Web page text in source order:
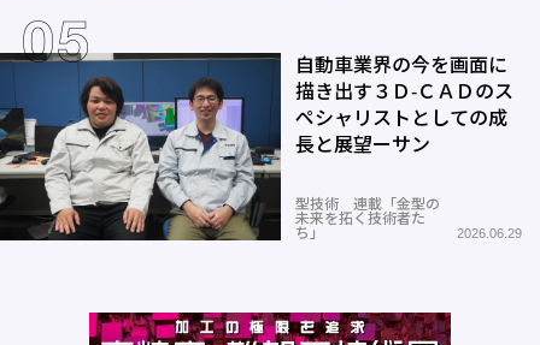
自動車業界の今を画面に
描き出す３Ｄ-ＣＡＤのス
ペシャリストとしての成
長と展望ーサン
型技術 連載「金型の
未来を拓く技術者た
ち」
2026.06.29